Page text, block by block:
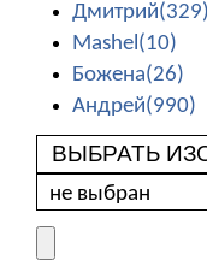
Дмитрий(329)
Mashel(10)
Божена(26)
Андрей(990)
ВЫБРАТЬ